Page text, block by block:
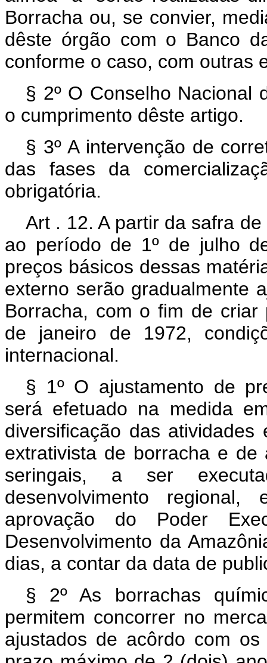
Borracha ou, se convier,
dêste órgão com o Banco
conforme o caso, com outras
§ 2º O Conselho Nacional
o cumprimento dêste artigo.
§ 3º A intervenção de
das fases da
obrigatória.
Art . 12. A partir da safra
ao período de 1º de julho
preços básicos dessas
externo serão gradualmente
Borracha, com o fim de criar
de janeiro de 1972,
internacional.
§ 1º O ajustamento de
será efetuado na medida
diversificação das
extrativista de borracha e
seringais, a ser
desenvolvimento
aprovação do Poder
Desenvolvimento da
dias, a contar da data de
§ 2º As borrachas
permitem concorrer no
ajustados de acôrdo com